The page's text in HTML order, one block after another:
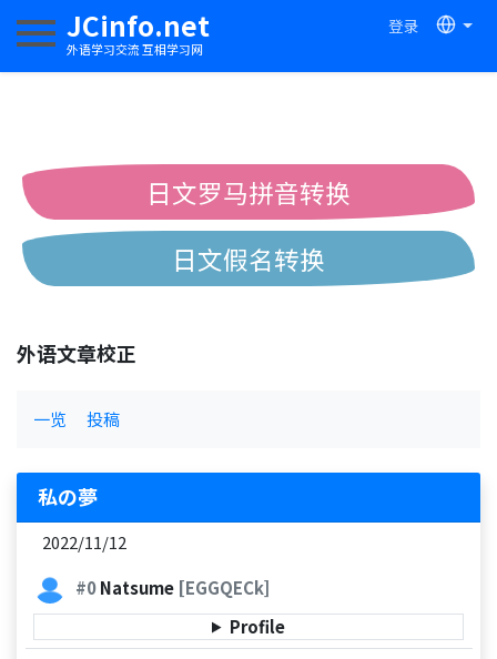
JCinfo.net
外语学习交流 互相学习网
登录
切换导航
日文罗马拼音转换
日文假名转换
外语文章校正
一览 投稿
私の夢
2022/11/12
#0Natsume [EGGQECk]
Profile